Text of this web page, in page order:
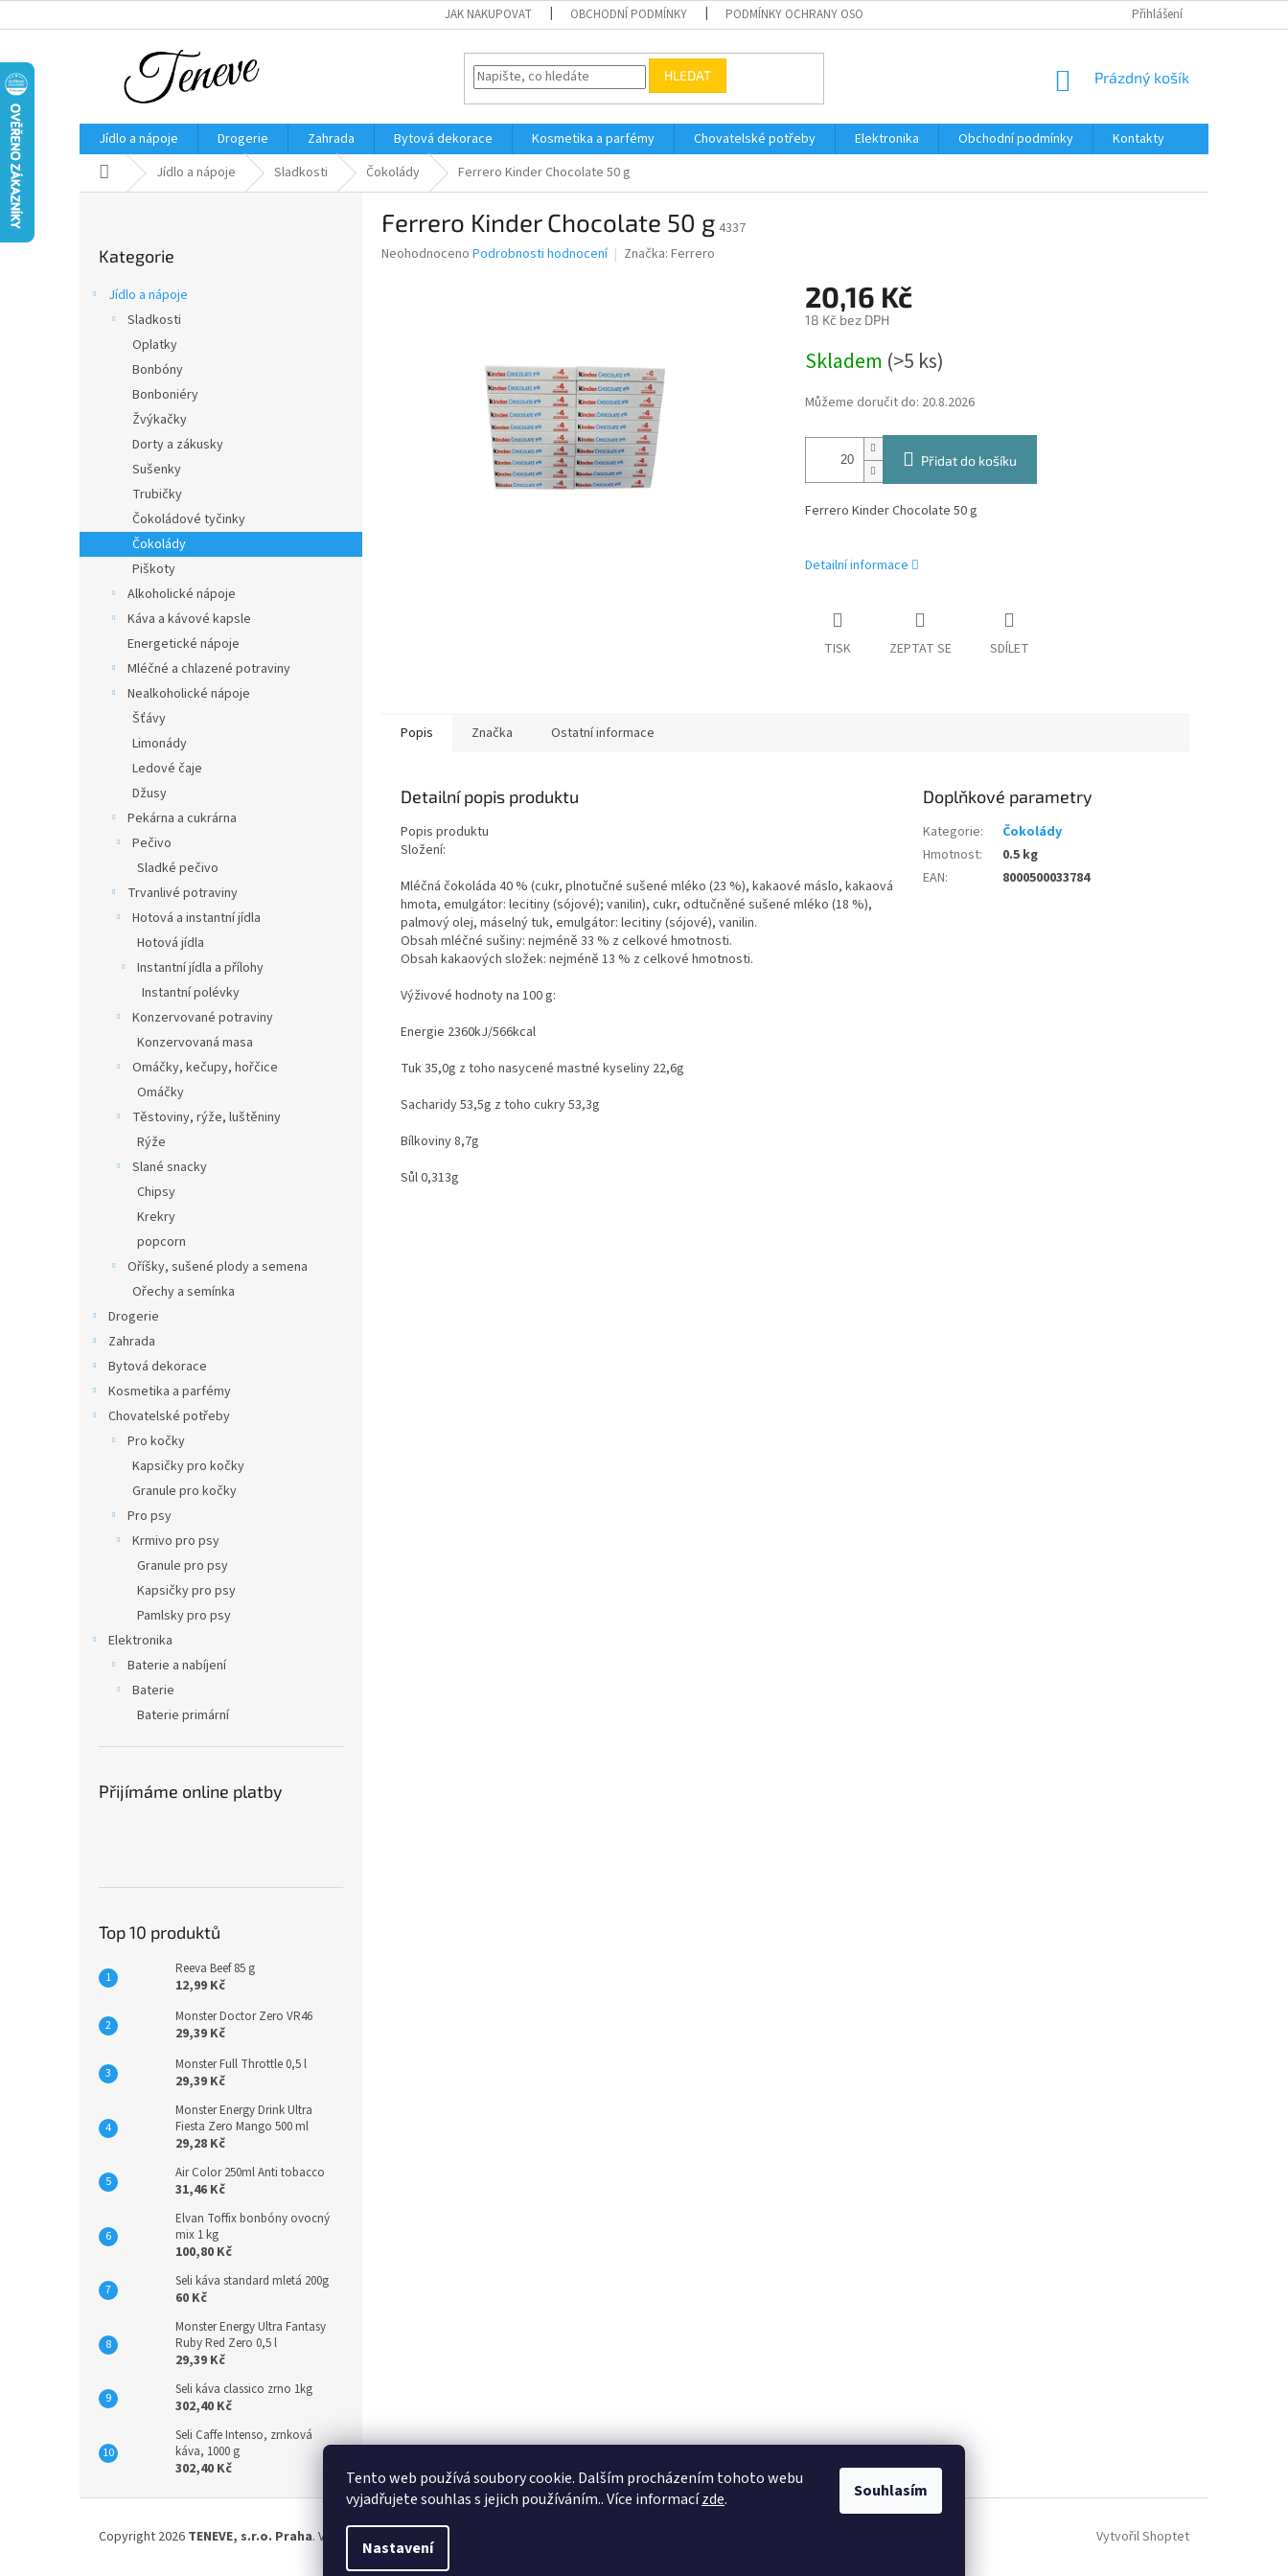
Tento web používá soubory cookie. Dalším procházením tohoto webu
vyjadřujete souhlas s jejich používáním.. Více informacízde.
Nastavení
Souhlasím
na
JAK NAKUPOVAT OBCHODNÍ PODMÍNKY PODMÍNKY OCHRANY OSOBNÍCH ÚDAJŮ Přihlášení
HLEDAT
NÁKUPNÍ
Prázdný košík
Jídlo a nápoje Drogerie Zahrada Bytová dekorace Kosmetika a parfémy Chovatelské potřeby Elektronika Obchodní podmínky
Kontakty
Domů Jídlo a nápoje Sladkosti Čokolády Ferrero Kinder Chocolate 50 g
kategorie
Kategorie
Jídlo a nápoje
Sladkosti
Oplatky
Bonbóny
Bonboniéry
Žvýkačky
Dorty a zákusky
Sušenky
Trubičky
Čokoládové tyčinky
Čokolády
Piškoty
Alkoholické nápoje
Káva a kávové kapsle
Energetické nápoje
Mléčné a chlazené potraviny
Nealkoholické nápoje
Šťávy
Limonády
Ledové čaje
Džusy
Pekárna a cukrárna
Pečivo
Sladké pečivo
Trvanlivé potraviny
Hotová a instantní jídla
Hotová jídla
Instantní jídla a přílohy
Instantní polévky
Konzervované potraviny
Konzervovaná masa
Omáčky, kečupy, hořčice
Omáčky
Těstoviny, rýže, luštěniny
Rýže
Slané snacky
Chipsy
Krekry
popcorn
Oříšky, sušené plody a semena
Ořechy a semínka
Drogerie
Zahrada
Bytová dekorace
Kosmetika a parfémy
Chovatelské potřeby
Pro kočky
Kapsičky pro kočky
Granule pro kočky
Pro psy
Krmivo pro psy
Granule pro psy
Kapsičky pro psy
Pamlsky pro psy
Elektronika
Baterie a nabíjení
Baterie
Baterie primární
Přijímáme online platby
Top 10 produktů
Reeva Beef 85 g
12,99 Kč
Monster Doctor Zero VR46
29,39 Kč
Monster Full Throttle 0,5 l
29,39 Kč
Monster Energy Drink Ultra
Fiesta Zero Mango 500 ml
29,28 Kč
Air Color 250ml Anti tobacco
31,46 Kč
Elvan Toffix bonbóny ovocný
mix 1 kg
100,80 Kč
Seli káva standard mletá 200g
60 Kč
Monster Energy Ultra Fantasy
Ruby Red Zero 0,5 l
29,39 Kč
Seli káva classico zrno 1kg
302,40 Kč
Seli Caffe Intenso, zrnková
káva, 1000 g
302,40 Kč
Ferrero Kinder Chocolate 50 g 4337
Průměrné
Neohodnoceno Podrobnosti hodnocení Značka: Ferrero
20,16 Kč
18 Kč bez DPH
cena:
Skladem (>5 ks)
Můžeme doručit do: 20.8.2026
Přidat do košíku
Ferrero Kinder Chocolate 50 g
Detailní informace
TISK ZEPTAT SE SDÍLET
Popis Značka Ostatní informace
Detailní popis produktu
Popis produktu
Složení:
Mléčná čokoláda 40 % (cukr, plnotučné sušené mléko (23 %), kakaové máslo, kakaová
hmota, emulgátor: lecitiny (sójové); vanilin), cukr, odtučněné sušené mléko (18 %),
palmový olej, máselný tuk, emulgátor: lecitiny (sójové), vanilin.
Obsah mléčné sušiny: nejméně 33 % z celkové hmotnosti.
Obsah kakaových složek: nejméně 13 % z celkové hmotnosti.
Výživové hodnoty na 100 g:
Energie 2360kJ/566kcal
Tuk 35,0g z toho nasycené mastné kyseliny 22,6g
Sacharidy 53,5g z toho cukry 53,3g
Bílkoviny 8,7g
Sůl 0,313g
Doplňkové parametry
Kategorie:
Čokolády
Hmotnost:
0.5 kg
EAN: 8000500033784
Vytvořil Shoptet
Copyright 2026 TENEVE, s.r.o. Praha. Všechna práva vyhrazena.